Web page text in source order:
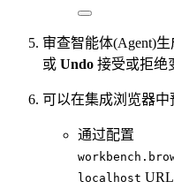
审查智能体(Agent)
或 Undo 接受或拒绝
可以在集成浏览器中
通过配置
localhost